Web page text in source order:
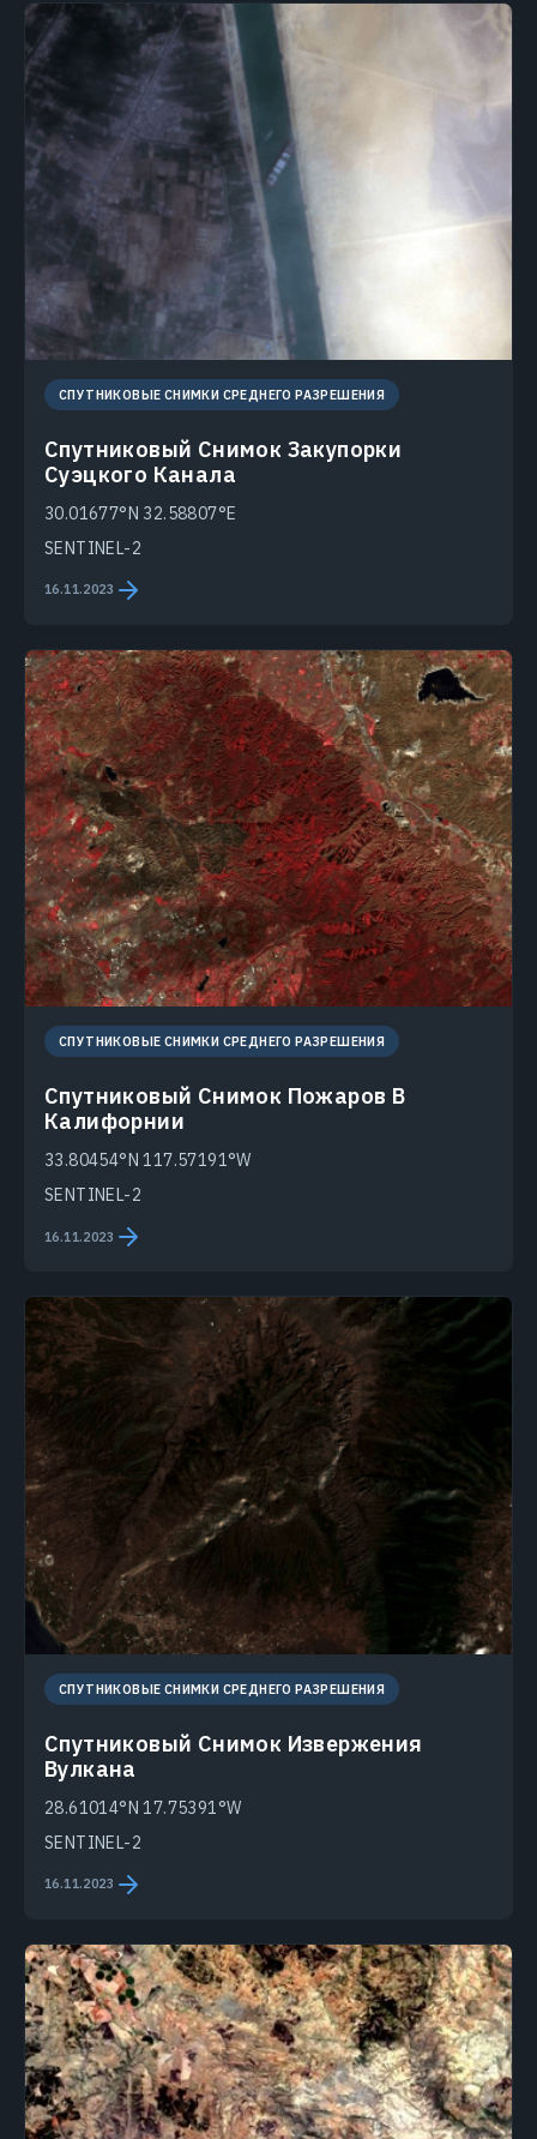
СПУТНИКОВЫЕ СНИМКИ СРЕДНЕГО РАЗРЕШЕНИЯ
Спутниковый Снимок Закупорки
Суэцкого Канала
30.01677°N 32.58807°E
SENTINEL-2
16.11.2023
СПУТНИКОВЫЕ СНИМКИ СРЕДНЕГО РАЗРЕШЕНИЯ
Спутниковый Снимок Пожаров В
Калифорнии
33.80454°N 117.57191°W
SENTINEL-2
16.11.2023
СПУТНИКОВЫЕ СНИМКИ СРЕДНЕГО РАЗРЕШЕНИЯ
Спутниковый Снимок Извержения
Вулкана
28.61014°N 17.75391°W
SENTINEL-2
16.11.2023